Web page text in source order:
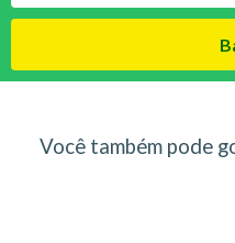
Você também pode